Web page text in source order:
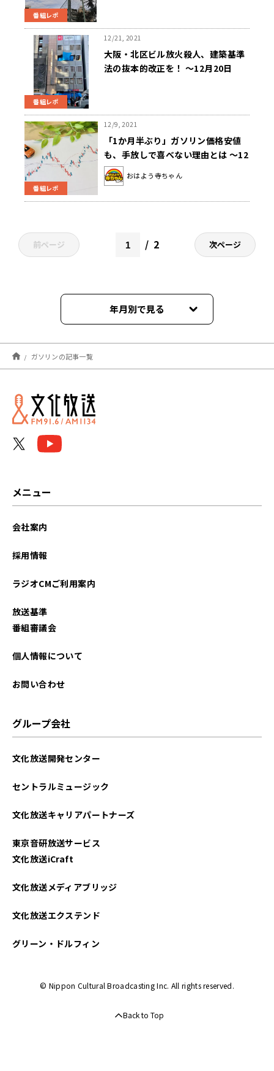
番組レポ
番組レポ
12/21, 2021
大阪・北区ビル放火殺人、建築基準
法の抜本的改正を！ ～12月20日
番組レポ
12/9, 2021
「1か月半ぶり」ガソリン価格安値
も、手放しで喜べない理由とは ～12
月9日「おはよう寺ちゃん」
おはよう寺ちゃん
前ページ 2 次ページ
年月別で見る
2026年05月
2026年04月
2026年03月
2021年11月
ガソリンの記事一覧
メニュー
会社案内
採用情報
ラジオCMご利用案内
放送基準
番組審議会
個人情報について
お問い合わせ
グループ会社
文化放送開発センター
セントラルミュージック
文化放送キャリアパートナーズ
東京音研放送サービス
文化放送iCraft
文化放送メディアブリッジ
文化放送エクステンド
グリーン・ドルフィン
© Nippon Cultural Broadcasting Inc. All rights reserved.
Back to Top